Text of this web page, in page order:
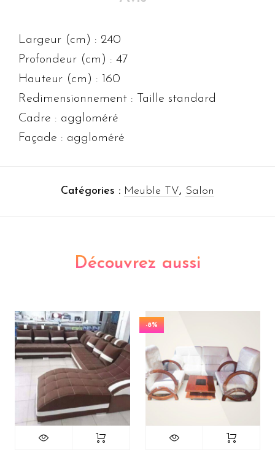
Largeur (cm) : 240
Profondeur (cm) : 47
Hauteur (cm) : 160
Redimensionnement :
Taille standard
Cadre : aggloméré
Façade : aggloméré
Catégories : Meuble TV, Salon
Découvrez aussi
-8%